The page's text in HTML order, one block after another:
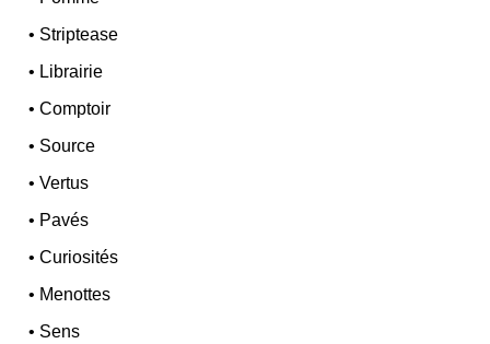
• Striptease
• Librairie
•Comptoir
• Source
•Vertus
• Pavés
•Curiosités
• Menottes
• Sens